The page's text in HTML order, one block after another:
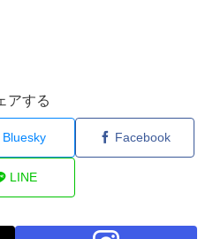
アする
Bluesky Facebook
LINE